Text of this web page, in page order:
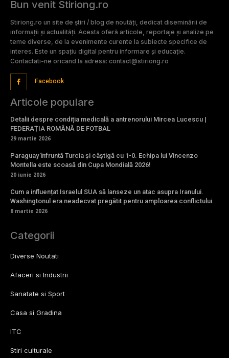
Bun venit Stiriong.ro
Stiriong.ro un site de știri / blog de noutăți, dedicat diseminării de
informații și actualități. Acesta oferă articole, reportaje și analize pe
teme diverse, de la evenimente curente la subiecte specifice de
interes. Este un spațiu digital pentru informare și educație.
Contactati-ne oricand la adresa: contact@stiriong.ro
Facebook
Articole populare
Detalii despre condiția medicală a antrenorului Mircea Lucescu |
FEDERAȚIA ROMÂNĂ DE FOTBAL
29 martie 2026
Paraguay înfruntă Turcia și câștigă cu 1-0. Echipa lui Vincenzo
Montella este scoasă din Cupa Mondială 2026!
20 iunie 2026
Cum a influențat Israelul SUA să lanseze un atac asupra Iranului.
Washingtonul era neadecvat pregătit pentru amploarea conflictului.
8 martie 2026
Categorii
Diverse Noutati
Afaceri si Industrii
Sanatate si Sport
Casa si Gradina
ITC
Stiri culturale